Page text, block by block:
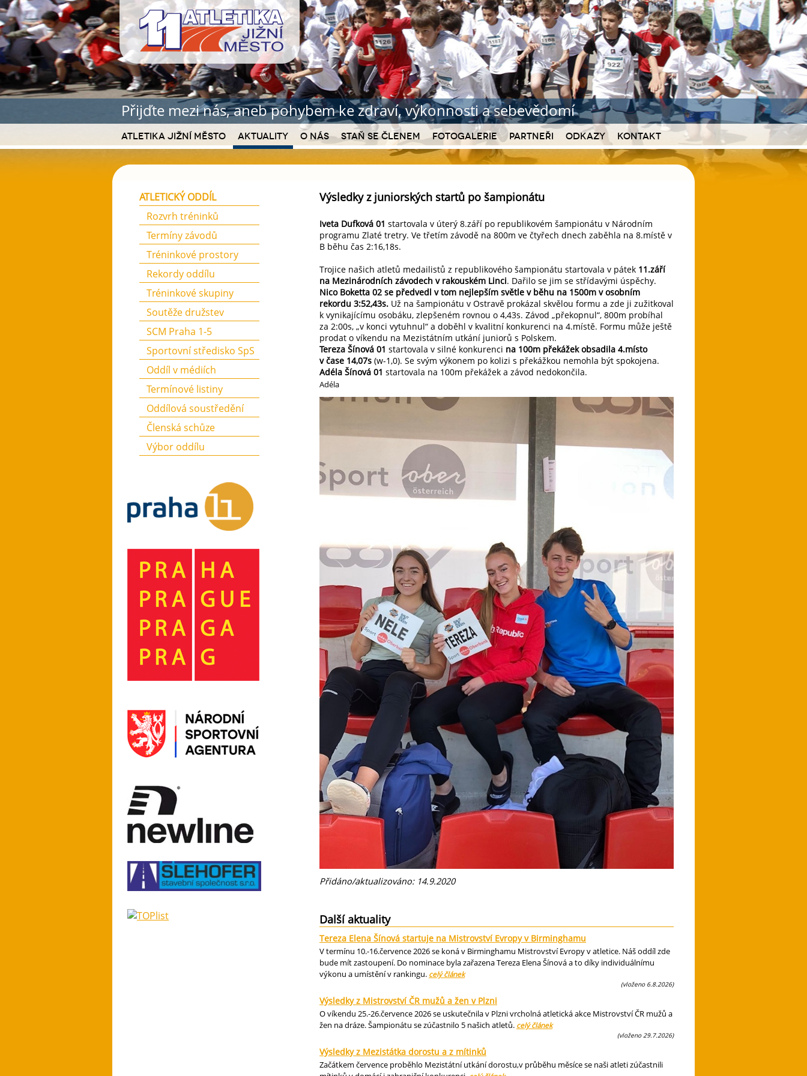
Přijďte mezi nás, aneb pohybem ke zdraví, výkonnosti a sebevědomí
Atletika Jižní Město Aktuality O nás Staň se členem Fotogalerie Partneři Odkazy Kontakt
Výsledky z juniorských startů po šampionátu
Iveta Dufková 01 startovala v úterý 8.září po republikovém šampionátu v Národním
programu Zlaté tretry. Ve třetím závodě na 800m ve čtyřech dnech zaběhla na 8.místě v
B běhu čas 2:16,18s.
Trojice našich atletů medailistů z republikového šampionátu startovala v pátek 11.září
na Mezinárodních závodech v rakouském Linci. Dařilo se jim se střídavými úspěchy.
Nico Boketta 02 se předvedl v tom nejlepším světle v běhu na 1500m v osobním
rekordu 3:52,43s. Už na šampionátu v Ostravě prokázal skvělou formu a zde ji zužitkoval
k vynikajícímu osobáku, zlepšeném rovnou o 4,43s. Závod „překopnul“, 800m probíhal
za 2:00s, „v konci vytuhnul“ a doběhl v kvalitní konkurenci na 4.místě. Formu může ještě
prodat o víkendu na Mezistátním utkání juniorů s Polskem.
Tereza Šínová 01 startovala v silné konkurenci na 100m překážek obsadila 4.místo
v čase 14,07s (w-1,0). Se svým výkonem po kolizi s překážkou nemohla být spokojena.
Adéla Šínová 01 startovala na 100m překážek a závod nedokončila.
Adéla
Přidáno/aktualizováno: 14.9.2020
Další aktuality
Tereza Elena Šínová startuje na Mistrovství Evropy v Birminghamu
V termínu 10.-16.července 2026 se koná v Birminghamu Mistrovství Evropy v atletice. Náš oddíl zde
bude mít zastoupení. Do nominace byla zařazena Tereza Elena Šínová a to díky individuálnímu
výkonu a umístění v rankingu. celý článek
(vloženo 6.8.2026)
Výsledky z Mistrovství ČR mužů a žen v Plzni
O víkendu 25.-26.července 2026 se uskutečnila v Plzni vrcholná atletická akce Mistrovství ČR mužů a
žen na dráze. Šampionátu se zúčastnilo 5 našich atletů. celý článek
(vloženo 29.7.2026)
Výsledky z Mezistátka dorostu a z mítinků
Začátkem července proběhlo Mezistátní utkání dorostu,v průběhu měsíce se naši atleti zúčastnili
ATLETICKÝ ODDÍL
Rozvrh tréninků
Termíny závodů
Tréninkové prostory
Rekordy oddílu
Tréninkové skupiny
Soutěže družstev
SCM Praha 1-5
Sportovní středisko SpS
Oddíl v médiích
Termínové listiny
Oddílová soustředění
Členská schůze
Výbor oddílu